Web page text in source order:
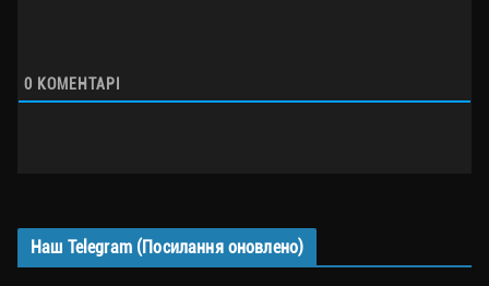
0 КОМЕНТАРІ
Наш Telegram (Посилання оновлено)